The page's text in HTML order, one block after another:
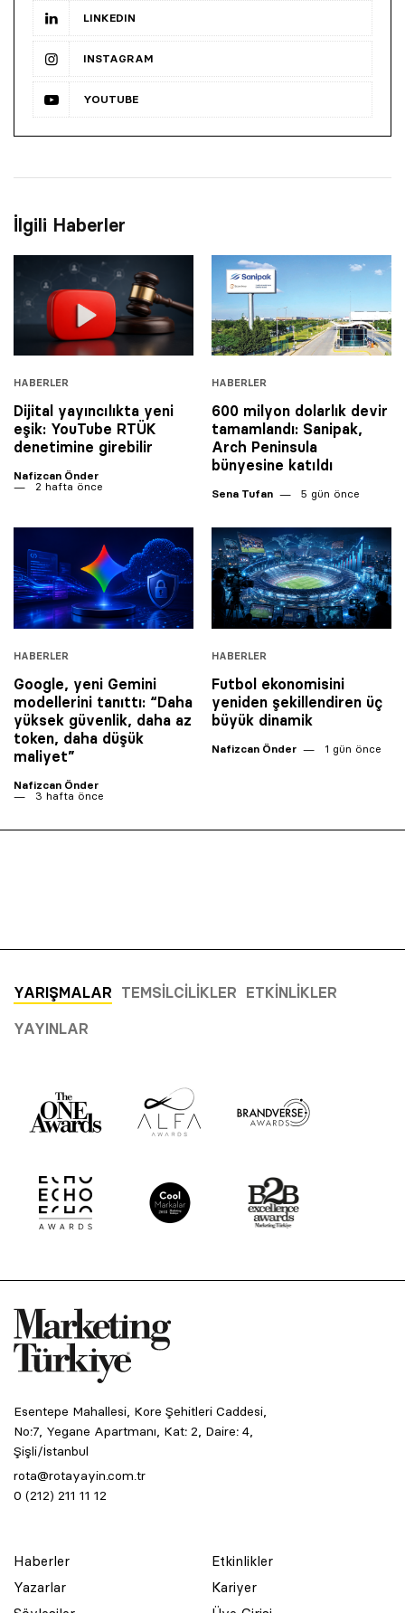
LINKEDIN
INSTAGRAM
YOUTUBE
İlgili Haberler
HABERLER
Dijital yayıncılıkta yeni
eşik: YouTube RTÜK
denetimine girebilir
Nafizcan Önder
2 hafta önce
HABERLER
600 milyon dolarlık devir
tamamlandı: Sanipak,
Arch Peninsula
bünyesine katıldı
Sena Tufan 5 gün önce
HABERLER
Google, yeni Gemini
modellerini tanıttı: “Daha
yüksek güvenlik, daha az
token, daha düşük
maliyet”
Nafizcan Önder
3 hafta önce
HABERLER
Futbol ekonomisini
yeniden şekillendiren üç
büyük dinamik
Nafizcan Önder 1 gün önce
YARIŞMALAR TEMSILCILIKLER ETKINLIKLER
YAYINLAR
Esentepe Mahallesi, Kore Şehitleri Caddesi,
No:7, Yegane Apartmanı, Kat: 2, Daire: 4,
Şişli/İstanbul
rota@rotayayin.com.tr
0 (212) 211 11 12
Haberler
Yazarlar
Etkinlikler
Kariyer